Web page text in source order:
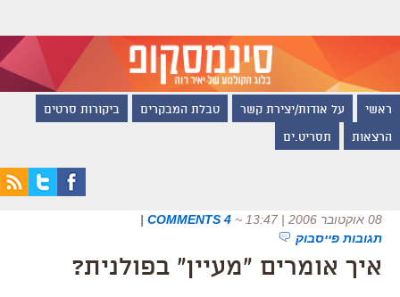
ראשי על אודות/יצירת קשר טבלת המבקרים ביקורות סרטים
הרצאות תסריט.ים
08 אוקטובר 2006 | 13:47 ~
4 COMMENTS
|
תגובות פייסבוק
איך אומרים "מעיין" בפולנית?